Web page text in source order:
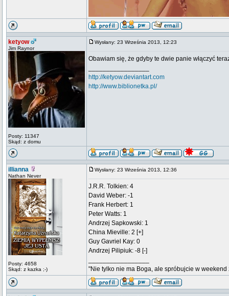
ketyow
Jim Raynor
Posty: 11347
Skąd: z domu
Wysłany: 23 Września 2013, 12:23
Obawiam się, że gdyby te dwie panie włączyć
http://ketyow.deviantart.com
http://www.biblionetka.pl/
illianna
Nathan Never
Posty: 4658
Skąd: z kazka ;-)
Wysłany: 23 Września 2013, 12:36
J.R.R. Tolkien: 4
David Weber: -1
Frank Herbert: 1
Peter Watts: 1
Andrzej Sapkowski: 1
China Mieville: 2 [+]
Guy Gavriel Kay: 0
Andrzej Pilipiuk: -8 [-]
"Nie tylko nie ma Boga, ale spróbujcie w